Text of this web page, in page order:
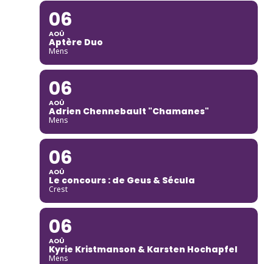
06
AOÛ
Aptère Duo
Mens
06
AOÛ
Adrien Chennebault "Chamanes"
Mens
06
AOÛ
Le concours : de Geus & Sécula
Crest
06
AOÛ
Kyrie Kristmanson & Karsten Hochapfel
Mens